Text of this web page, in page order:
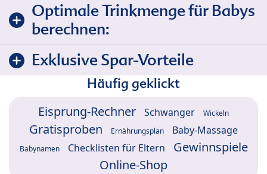
Optimale Trinkmenge für Babys
berechnen:
Exklusive Spar-Vorteile
Häufig geklickt
Eisprung-Rechner Schwanger Wickeln
Gratisproben Ernährungsplan Baby-Massage
Babynamen Checklisten für Eltern
Gewinnspiele
Online-Shop